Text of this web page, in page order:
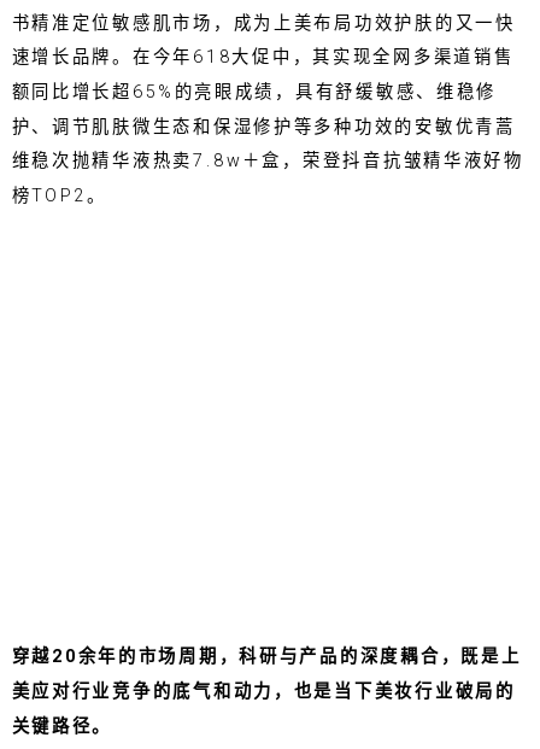
书精准定位敏感肌市场，成为上美布局功效护肤的又一快
速增长品牌。在今年618大促中，其实现全网多渠道销售
额同比增长超65%的亮眼成绩，具有舒缓敏感、维稳修
护、调节肌肤微生态和保湿修护等‌多种功效的安敏优青蒿
维稳次抛精华液热卖7.8w＋盒，荣登抖音抗皱精华液好物
榜TOP2。
穿越20余年的市场周期，科研与产品的深度耦合，既是上
美应对行业竞争的底气和动力，也是当下美妆行业破局的
关键路径。